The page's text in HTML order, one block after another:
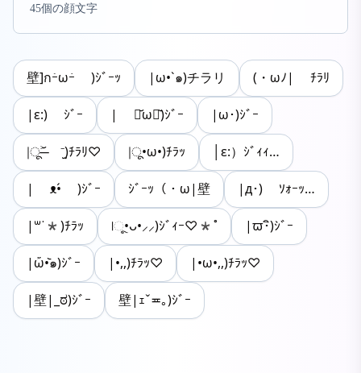
45個の顔文字
壁]กｰ̀ωｰ́ )ｼﾞｰｯ |ω•`๑)チラリ (・ωﾉ| ﾁﾗﾘ
|ε:) ｼﾞｰ | ･᷄ω･᷅)ｼﾞｰ |ω･)ｼﾞｰ
|ू˃̶᷄ ⁻̫)ﾁﾗﾘ♡ |ू•ω•)ﾁﾗｯ │ε:）ｼﾞｨｨ…
| ᴥ•́ )ｼﾞｰ ｼﾞｰｯ（・ω|壁 |д･) ｿｫｰｯ…
|꒳˙*)ﾁﾗｯ |ૂ•ᴗ•⸝⸝)ｼﾞｨｰ♡*˚ |ϖ･ิ)ｼﾞｰ
|ὤ•᷅๑)ｼﾞｰ |•,,)ﾁﾗｯ♡ |•ω•,,)ﾁﾗｯ♡
|壁|_ಠ)ｼﾞｰ 壁|ｪˇ≖｡)ｼﾞｰ